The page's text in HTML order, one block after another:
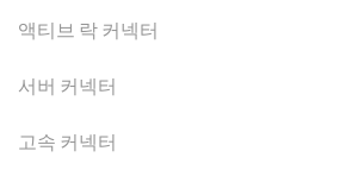
액티브 락 커넥터
서버 커넥터
고속 커넥터